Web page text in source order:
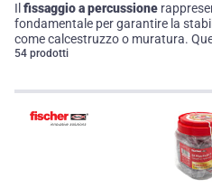
Il fissaggio a percussione
fondamentale per garantire la
come calcestruzzo o muratura.
essere inserito in un foro pre-
montaggio di mensole, supporti e
ottimizzare l'efficienza operativa e
54 prodotti